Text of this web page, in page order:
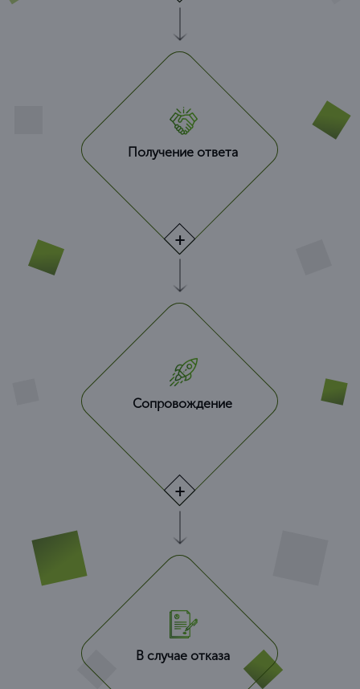
Получение ответа
Сопровождение
В случае отказа